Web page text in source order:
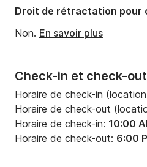
Check-in et check-out
Horaire de check-in
Horaire de check-out
Horaire de check-in: 10:00
Horaire de check-out: 6:00
Droit de rétractation pour
Non. En savoir plus